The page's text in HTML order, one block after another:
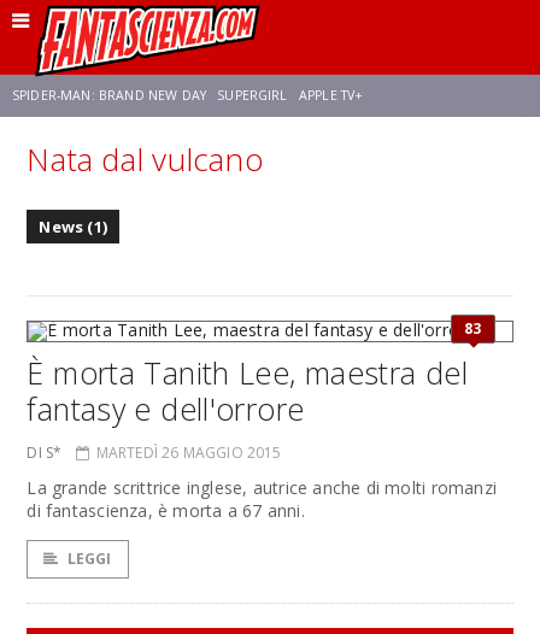
SPIDER-MAN: BRAND NEW DAY SUPERGIRL APPLE TV+
FRANCO RICCIARDIELLO ZENDAYA STAR TREK
Nata dal vulcano
News (1)
83
È morta Tanith Lee, maestra del
fantasy e dell'orrore
DI S* MARTEDÌ 26 MAGGIO 2015
La grande scrittrice inglese, autrice anche di molti romanzi
di fantascienza, è morta a 67 anni.
LEGGI